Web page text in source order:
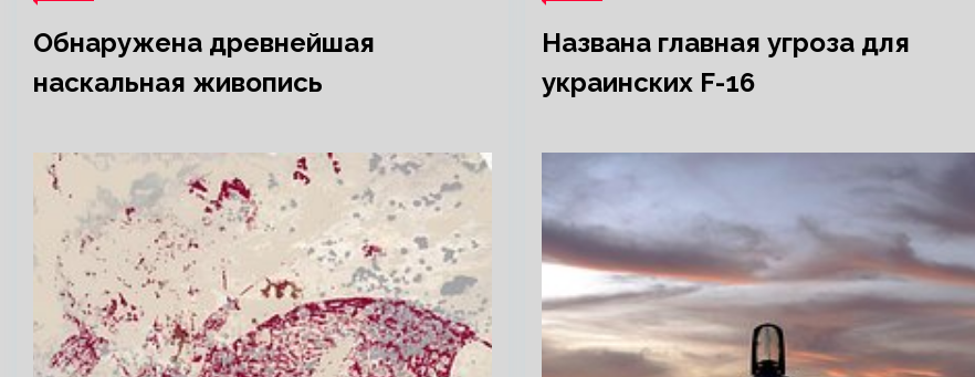
Обнаружена древнейшая
наскальная живопись
Названа главная угроза для
украинских F-16